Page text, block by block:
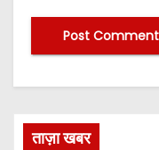
ताज़ा खबर